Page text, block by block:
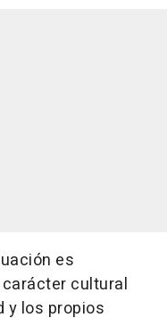
es
cultural
y los propios